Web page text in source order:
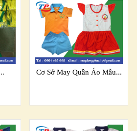
Cơ Sở May Quần Áo Mẫu...